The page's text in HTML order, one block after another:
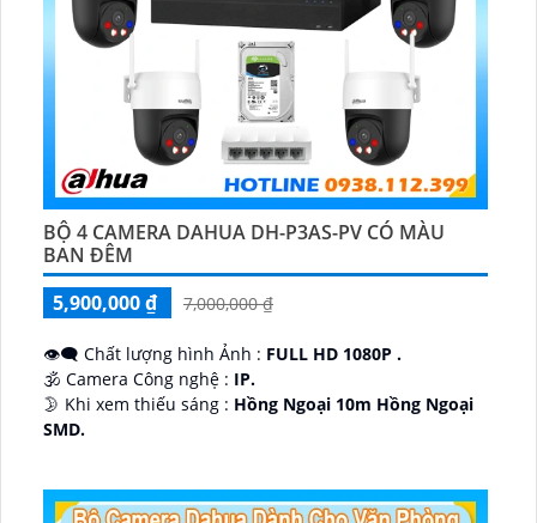
BỘ 4 CAMERA DAHUA DH-P3AS-PV CÓ MÀU
BAN ĐÊM
5,900,000 ₫
7,000,000 ₫
👁️‍🗨 Chất lượng hình Ảnh : FULL HD 1080P .
🕉️ Camera Công nghệ : IP.
🌛 Khi xem thiếu sáng : Hồng Ngoại 10m Hồng Ngoại
SMD.